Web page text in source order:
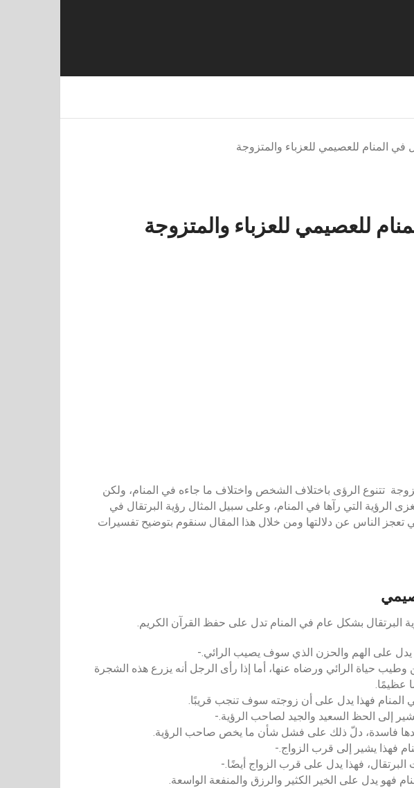
في المنام للعصيمي للعزباء والمتزوجة
للعصيمي للعزباء والمتزوجة
تتنوع الرؤى باختلاف الشخص واختلاف ما جاءه في المنام، ولكن
التي رآها في المنام، وعلى سبيل المثال رؤية البرتقال في
تعجز الناس عن دلالتها ومن خلال هذا المقال سنقوم بتوضيح تفسيرات
البرتقال بشكل عام في المنام تدل على حفظ القرآن الكريم.
يدل على الهم والحزن الذي سوف يصيب الرائي.-
حياة الرائي ورضاه عنها، أما إذا رأى الرجل أنه يزرع هذه الشجرة
عظيمًا.
المنام فهذا يدل على أن زوجته سوف تنجب قريبًا.
إلى الحظ السعيد والجيد لصاحب الرؤية.-
فاسدة، دلّ ذلك على فشل شأن ما يخص صاحب الرؤية.
فهذا يشير إلى قرب الزواج.-
البرتقال، فهذا يدل على قرب الزواج أيضًا.-
فهو يدل على الخير الكثير والرزق والمنفعة الواسعة.